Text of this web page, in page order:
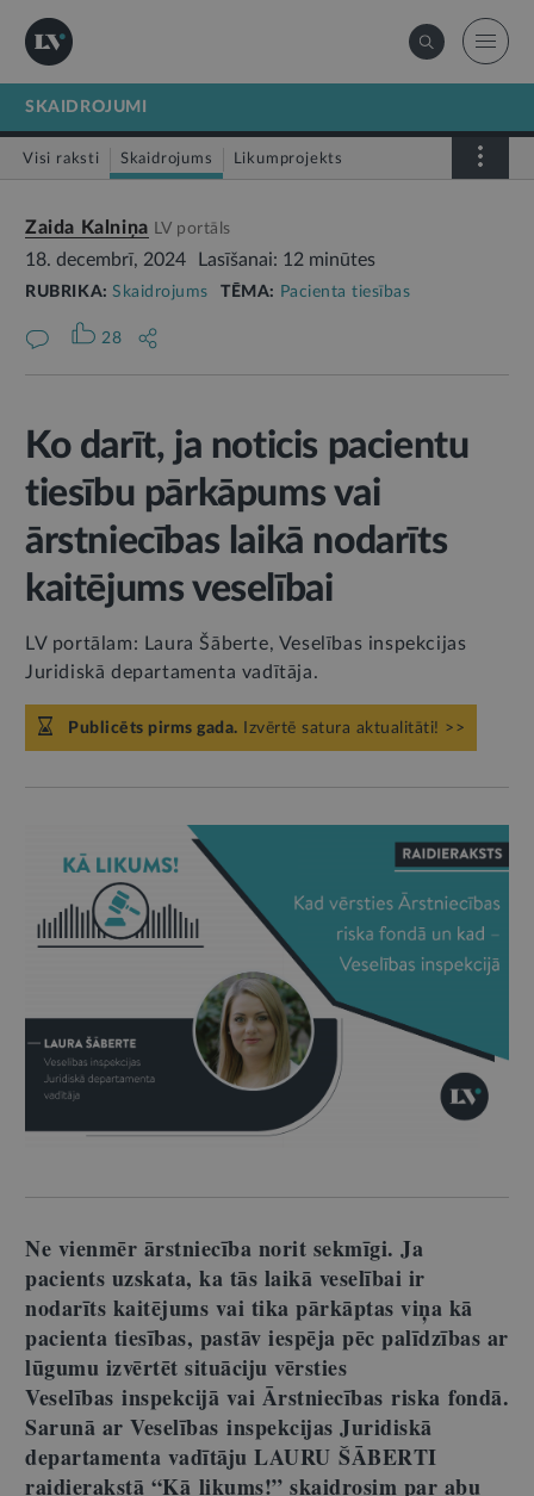
SKAIDROJUMI
Visi raksti Skaidrojums Likumprojekts
Zaida Kalniņa LV portāls
18. decembrī, 2024 Lasīšanai: 12 minūtes
RUBRIKA:Skaidrojums TĒMA: Pacienta tiesības
28
Ko darīt, ja noticis pacientu
tiesību pārkāpums vai
ārstniecības laikā nodarīts
kaitējums veselībai
LV portālam: Laura Šāberte, Veselības inspekcijas
Juridiskā departamenta vadītāja.
Publicēts pirms gada. Izvērtē satura aktualitāti! >>
Ne vienmēr ārstniecība norit sekmīgi. Ja
pacients uzskata, ka tās laikā veselībai ir
nodarīts kaitējums vai tika pārkāptas viņa kā
pacienta tiesības, pastāv iespēja pēc palīdzības ar
lūgumu izvērtēt situāciju vērsties
Veselības inspekcijā vai Ārstniecības riska fondā.
Sarunā ar Veselības inspekcijas Juridiskā
departamenta vadītāju LAURU ŠĀBERTI
raidierakstā “Kā likums!” skaidrosim par abu